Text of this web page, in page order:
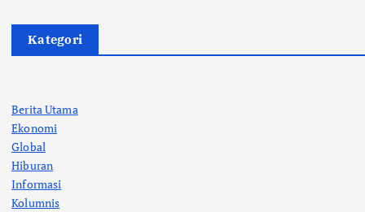
Kategori
Berita Utama
Ekonomi
Global
Hiburan
Informasi
Kolumnis